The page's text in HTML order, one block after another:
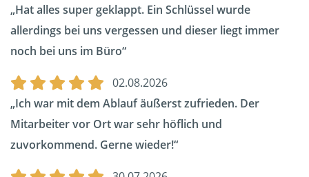
Hat alles super geklappt. Ein Schlüssel wurde
allerdings bei uns vergessen und dieser liegt immer
noch bei uns im Büro
02.08.2026
Ich war mit dem Ablauf äußerst zufrieden. Der
Mitarbeiter vor Ort war sehr höflich und
zuvorkommend. Gerne wieder!